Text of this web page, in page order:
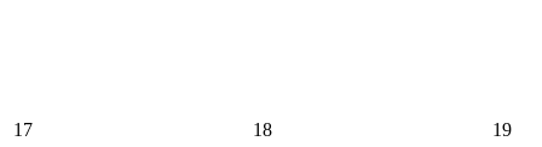
17 18 19